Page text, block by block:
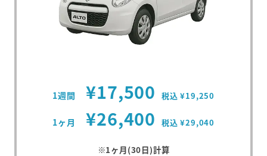
1週間 ¥17,500 税込 ¥19,250
1ヶ月 ¥26,400 税込 ¥29,040
※1ヶ月(30日)計算